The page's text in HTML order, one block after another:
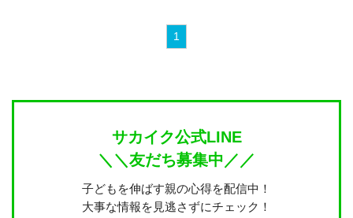
1
サカイク公式LINE
＼＼友だち募集中／／
子どもを伸ばす親の心得を配信中！
大事な情報を見逃さずにチェック！